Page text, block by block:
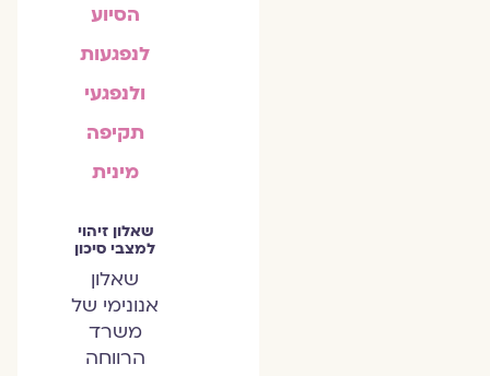
הסיוע
לנפגעות
ולנפגעי
תקיפה
מינית
שאלון זיהוי
למצבי סיכון
שאלון
אנונימי של
משרד
הרווחה